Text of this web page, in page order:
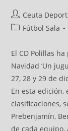
Ceuta
Fútbol Sala
El CD Polillas
Navidad ‘Un
27, 28 y 29 de
En esta edición,
clasificaciones,
Prebenjamín,
de cada equipo,